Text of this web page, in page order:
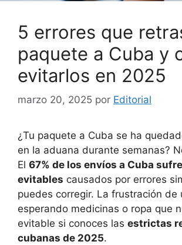
5 errores que
paquete a Cuba y
evitarlos en 2025
marzo 20, 2025 por Editorial
¿Tu paquete a Cuba se ha
en la aduana durante semanas?
El 67% de los envíos a Cuba
evitables causados por errores
puedes corregir. La frustración de
esperando medicinas o ropa que
evitable si conoces las estrictas
cubanas de 2025.